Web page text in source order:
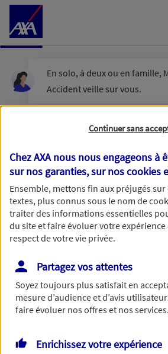
Accéder au Contenu
En solo, à deux ou en famille,
Accident veille sur vous.
Êtes-vous en couple ?
Oui
Non
concernant. Pour plus d'informations,
Continuer sans
Chez AXA nous nous engageons à
sur nos garanties, sur noscookies
Ensemble, mettons fin aux préjugés
textes, plus connus sous le nom de
traiter des informations essentielles
du site et faire évoluer votre expérience
respect de votre vie privée.
Partagez vos attentes
Soyez toujours plus satisfait en
mesure d’audience et d’avis
faire évoluer nos offres et nos services.
Enrichissez votre expérience